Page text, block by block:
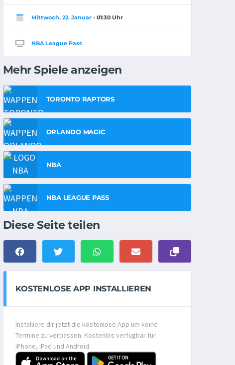
Mittwoch, 22. Januar- 01:30 Uhr
NBA League Pass
Mehr Spiele anzeigen
TORONTO RAPTORS
ORLANDO MAGIC
NBA
NBA LEAGUE PASS
Diese Seite teilen
KOSTENLOSE APP INSTALLIEREN
Installiere dir jetzt die kostenlose App um keine
Termine zu verpassen. Kostenlos verfügbar für
iPhone, iPad und Android.